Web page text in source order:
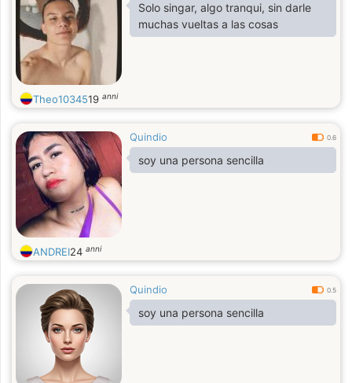
Solo singar, algo tranqui, sin darle
muchas vueltas a las cosas
Theo1034519 anni
Quindio 0.6
soy una persona sencilla
ANDREI24 anni
Quindio 0.5
soy una persona sencilla